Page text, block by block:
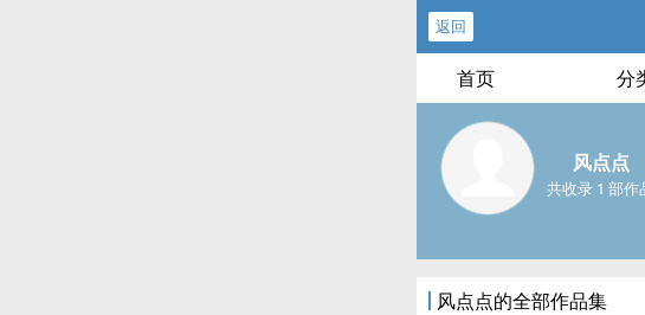
返回
首页 分
风点点
共收录 1 部作
风点点的全部作品集